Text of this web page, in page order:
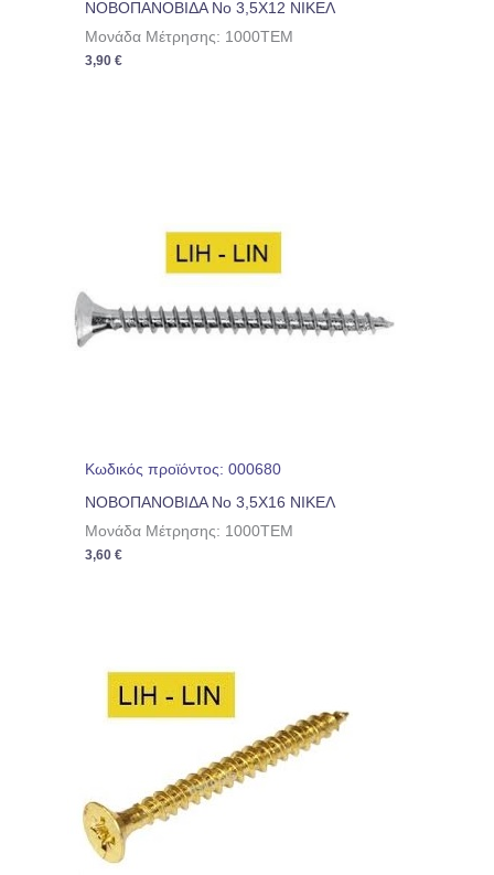
ΝΟΒΟΠΑΝΟΒΙΔΑ No 3,5Χ12 ΝΙΚΕΛ
Μονάδα Μέτρησης: 1000TEM
3,90€
Κωδικός προϊόντος: 000680
ΝΟΒΟΠΑΝΟΒΙΔΑ No 3,5Χ16 ΝΙΚΕΛ
Μονάδα Μέτρησης: 1000TEM
3,60€